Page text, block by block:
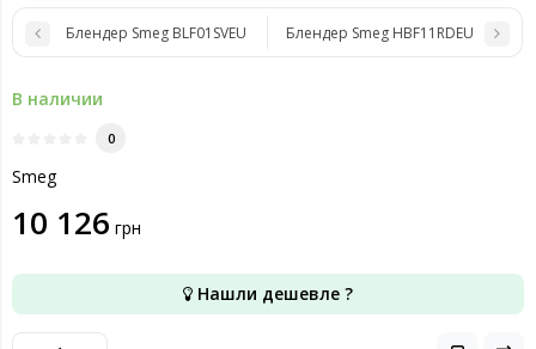
Блендер Smeg BLF01SVEU Блендер Smeg HBF11RDEU
В наличии
0
Smeg
10 126 грн
Нашли дешевле ?